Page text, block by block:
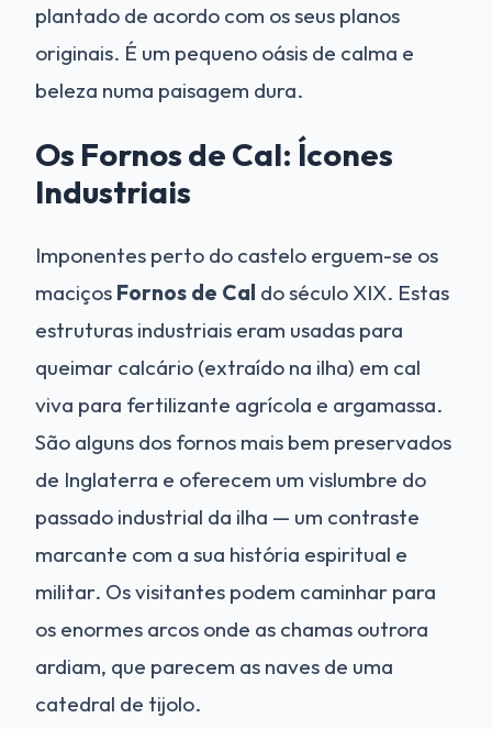
plantado de acordo com os seus planos
originais. É um pequeno oásis de calma e
beleza numa paisagem dura.
Os Fornos de Cal: Ícones
Industriais
Imponentes perto do castelo erguem-se os
maciços Fornos de Cal do século XIX. Estas
estruturas industriais eram usadas para
queimar calcário (extraído na ilha) em cal
viva para fertilizante agrícola e argamassa.
São alguns dos fornos mais bem preservados
de Inglaterra e oferecem um vislumbre do
passado industrial da ilha — um contraste
marcante com a sua história espiritual e
militar. Os visitantes podem caminhar para
os enormes arcos onde as chamas outrora
ardiam, que parecem as naves de uma
catedral de tijolo.